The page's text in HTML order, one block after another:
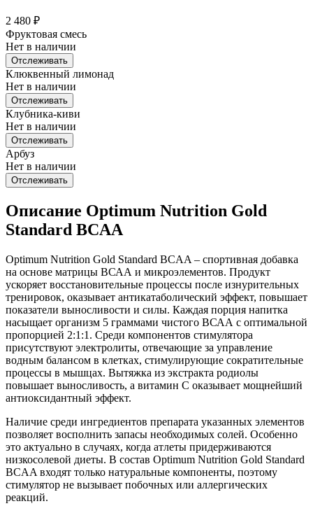
2 480 ₽
Фруктовая смесь
Нет в наличии
Отслеживать
Клюквенный лимонад
Нет в наличии
Отслеживать
Клубника-киви
Нет в наличии
Отслеживать
Арбуз
Нет в наличии
Отслеживать
Описание Optimum Nutrition Gold
Standard BCAA
Optimum Nutrition Gold Standard BCAA – спортивная добавка
на основе матрицы ВСАА и микроэлементов. Продукт
ускоряет восстановительные процессы после изнурительных
тренировок, оказывает антикатаболический эффект, повышает
показатели выносливости и силы. Каждая порция напитка
насыщает организм 5 граммами чистого ВСАА с оптимальной
пропорцией 2:1:1. Среди компонентов стимулятора
присутствуют электролиты, отвечающие за управление
водным балансом в клетках, стимулирующие сократительные
процессы в мышцах. Вытяжка из экстракта родиолы
повышает выносливость, а витамин С оказывает мощнейший
антиоксидантный эффект.
Наличие среди ингредиентов препарата указанных элементов
позволяет восполнить запасы необходимых солей. Особенно
это актуально в случаях, когда атлеты придерживаются
низкосолевой диеты. В состав Optimum Nutrition Gold Standard
BCAA входят только натуральные компоненты, поэтому
стимулятор не вызывает побочных или аллергических
реакций.